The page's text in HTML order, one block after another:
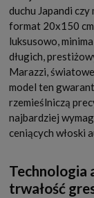
duchu Japandi
format 20x150
luksusowo,
długich,
Marazzi,
model ten
rzemieślniczą
najbardziej
ceniących włoski
Technologia
trwałość